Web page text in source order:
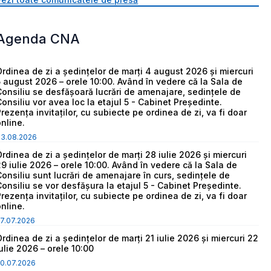
CNA
de zi a ședințelor de marți 4 august 2026 și miercuri
august 2026 – orele 10:00. Având în vedere că la Sala de
se desfășoară lucrări de amenajare, sedințele de
vor avea loc la etajul 5 - Cabinet Președinte.
invitaților, cu subiecte pe ordinea de zi, va fi doar
de zi a ședințelor de marți 28 iulie 2026 și miercuri
iulie 2026 – orele 10:00. Având în vedere că la Sala de
sunt lucrări de amenajare în curs, sedințele de
se vor desfășura la etajul 5 - Cabinet Președinte.
invitaților, cu subiecte pe ordinea de zi, va fi doar
de zi a ședințelor de marți 21 iulie 2026 și miercuri 22
2026 – orele 10:00